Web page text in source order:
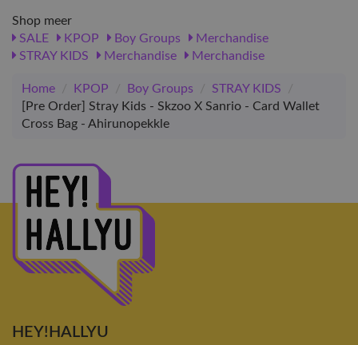
Shop meer
SALE
KPOP Boy Groups
Merchandise
STRAY KIDS
Merchandise Merchandise
Home / KPOP / Boy Groups / STRAY KIDS
/
[Pre Order] Stray Kids - Skzoo X Sanrio - Card Wallet
Cross Bag - Ahirunopekkle
HEY!HALLYU